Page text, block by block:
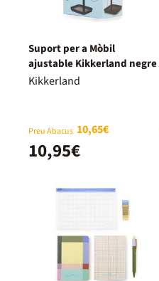
Suport per a Mòbil
ajustable Kikkerland negre
Kikkerland
Preu Abacus 10,65€
10,95€